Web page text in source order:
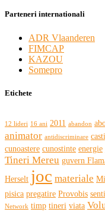
Parteneri internationali
ADR Vlaanderen
FIMCAP
KAZOU
Somepro
Etichete
12 lideri 16 ani 2011 abandon
animator antidiscriminare
cunoastere cunostinte energie
Tineri Mereu guvern
Herselt joc materiale
pisica pregatire Provobis
Network timp tineri viata